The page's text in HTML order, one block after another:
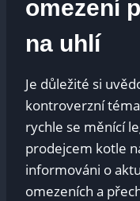
omezení
na⁤ uhlí
Je důležité ​si
kontroverzní
⁢rychle se měnící
prodejcem kotle
informováni o​
omezeních a‍